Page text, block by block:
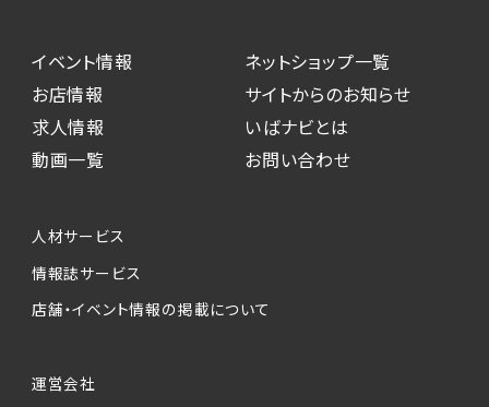
イベント情報
お店情報
求人情報
動画一覧
ネットショップ一覧
サイトからのお知らせ
いばナビとは
お問い合わせ
人材サービス
情報誌サービス
店舗・イベント情報の掲載について
運営会社